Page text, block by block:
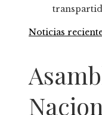
Noticias